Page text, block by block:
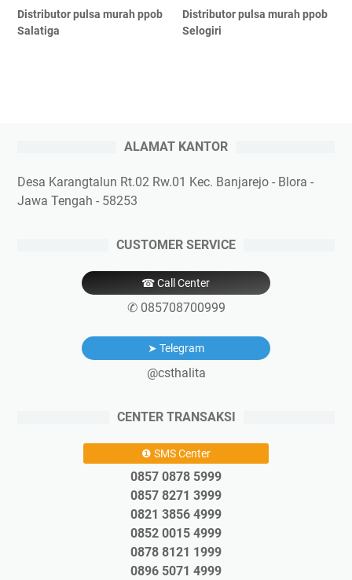
Distributor pulsa murah ppob
Salatiga
Distributor pulsa murah ppob
Selogiri
ALAMAT KANTOR
Desa Karangtalun Rt.02 Rw.01 Kec. Banjarejo - Blora -
Jawa Tengah - 58253
CUSTOMER SERVICE
☎ Call Center
✆ 085708700999
➤ Telegram
@csthalita
CENTER TRANSAKSI
❶ SMS Center
0857 0878 5999
0857 8271 3999
0821 3856 4999
0852 0015 4999
0878 8121 1999
0896 5071 4999